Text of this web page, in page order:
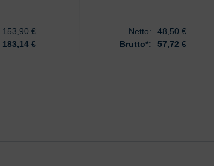
153,90 €
183,14 €
Netto: 48,50 €
Brutto*:
57,72 €